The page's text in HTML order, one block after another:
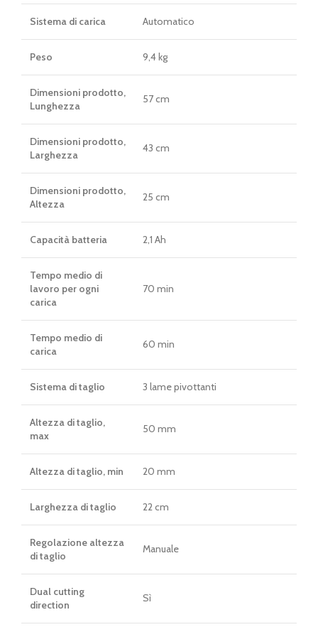
Sistema di carica Automatico
Peso 9,4 kg
Dimensioni prodotto,
Lunghezza
57 cm
Dimensioni prodotto,
Larghezza
43 cm
Dimensioni prodotto,
Altezza
25 cm
Capacità batteria 2,1 Ah
Tempo medio di
lavoro per ogni
carica
70 min
Tempo medio di
carica
60 min
Sistema di taglio 3 lame pivottanti
Altezza di taglio,
max
50 mm
Altezza di taglio, min 20 mm
Larghezza di taglio 22 cm
Regolazione altezza
di taglio
Manuale
Dual cutting
direction
Sì